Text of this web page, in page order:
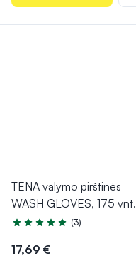
TENA valymo pirštinės
WASH GLOVES, 175 vnt.
Įvertinimas 5.0 iš 5
(3)
17,69 €